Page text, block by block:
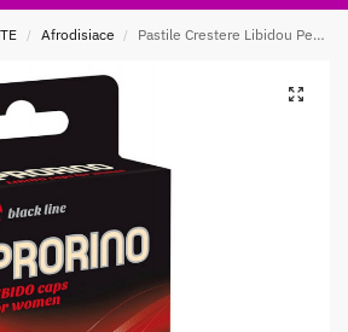
/ Afrodisiace / Pastile Crestere Libidou Pentru Femei ERO PRORINO